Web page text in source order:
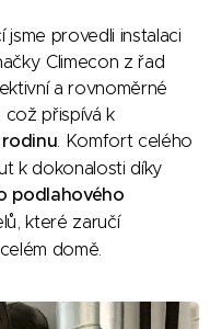
provedli instalaci
Climecon z řad
a rovnoměrné
přispívá k
. Komfort celého
k dokonalosti díky
podlahového
které zaručí
domě.